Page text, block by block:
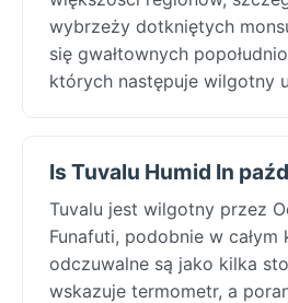
wybrzeży dotkniętych
się gwałtownych
których następuje wilgotny
Is Tuvalu Humid In
Tuvalu jest wilgotny przez
Funafuti, podobnie w całym
odczuwalne są jako kilka
wskazuje termometr, a